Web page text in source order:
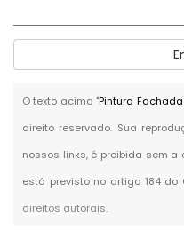
O texto acima "Pintura
direito reservado. Sua
nossos links, é proibida sem a
está previsto no artigo 184 do
direitos autorais.